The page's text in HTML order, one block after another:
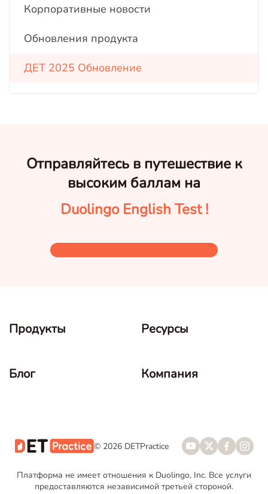
Корпоративные новости
Обновления продукта
ДЕТ 2025 Обновление
Отправляйтесь в путешествие к
высоким баллам на
Duolingo English Test !
Продукты Ресурсы
Блог Компания
© 2026 DETPractice
Платформа не имеет отношения к Duolingo, Inc. Все услуги
предоставляются независимой третьей стороной.